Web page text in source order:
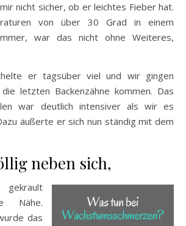
nicht sicher, ob er leichtes Fieber hat.
von über 30 Grad in einem
war das nicht ohne Weiteres,
er tagsüber viel und wir gingen
letzten Backenzähne kommen. Das
war deutlich intensiver als wir es
äußerte er sich nun ständig mit dem
neben sich,
Nähe.
das